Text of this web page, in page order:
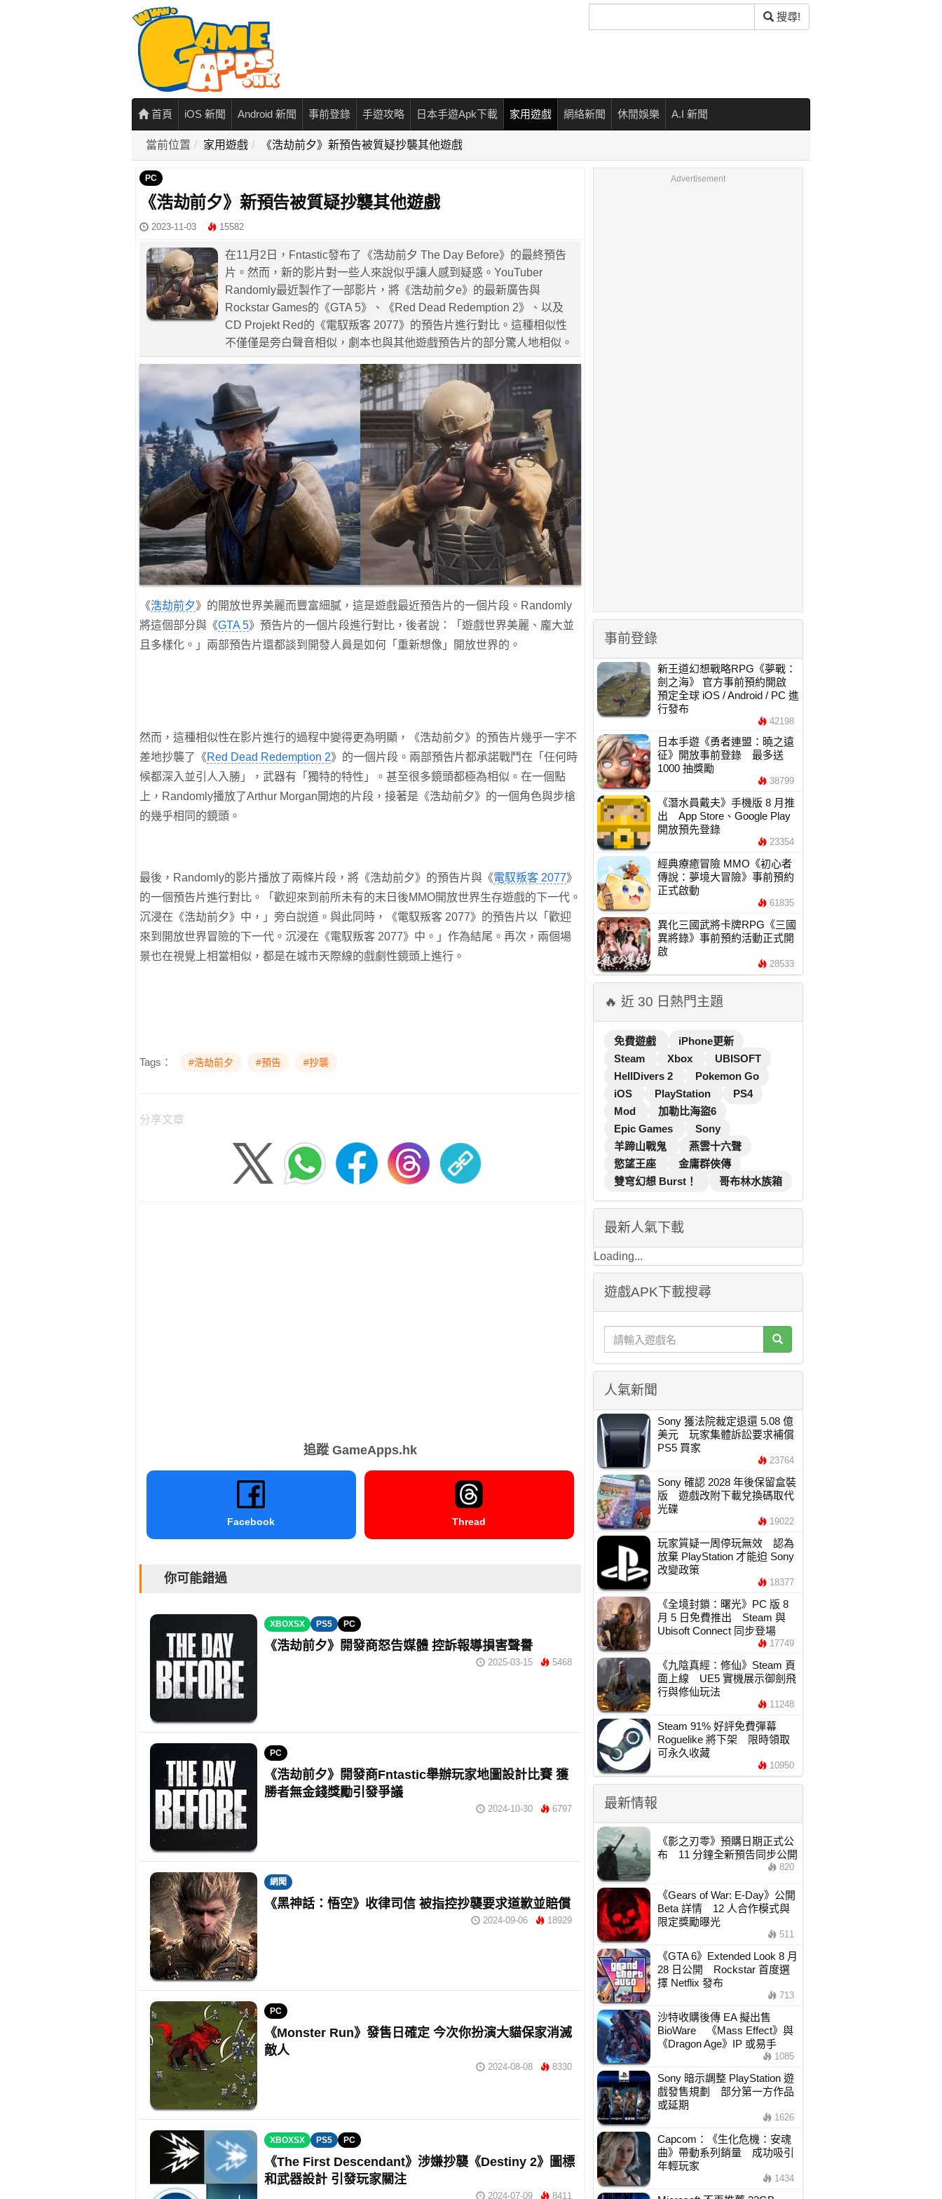
尋
搜尋!
首頁 iOS 新聞 Android 新聞 事前登錄 手遊攻略 日本手遊Apk下載 家用遊戲 網絡新聞 休閒娛樂 A.I 新聞
當前位置 家用遊戲 《浩劫前夕》新預告被質疑抄襲其他遊戲
PC
《浩劫前夕》新預告被質疑抄襲其他遊戲
2023-11-03 15582
在11月2日，Fntastic發布了《浩劫前夕 The Day Before》的最終預告
片。然而，新的影片對一些人來說似乎讓人感到疑惑。YouTuber
Randomly最近製作了一部影片，將《浩劫前夕e》的最新廣告與
Rockstar Games的《GTA 5》、《Red Dead Redemption 2》、以及
CD Projekt Red的《電馭叛客 2077》的預告片進行對比。這種相似性
不僅僅是旁白聲音相似，劇本也與其他遊戲預告片的部分驚人地相似。
《浩劫前夕》的開放世界美麗而豐富細膩，這是遊戲最近預告片的一個片段。Randomly
將這個部分與《GTA 5》預告片的一個片段進行對比，後者說：「遊戲世界美麗、龐大並
且多樣化。」兩部預告片還都談到開發人員是如何「重新想像」開放世界的。
然而，這種相似性在影片進行的過程中變得更為明顯，《浩劫前夕》的預告片幾乎一字不
差地抄襲了《Red Dead Redemption 2》的一個片段。兩部預告片都承諾戰鬥在「任何時
候都深入並引人入勝」，武器有「獨特的特性」。甚至很多鏡頭都極為相似。在一個點
上，Randomly播放了Arthur Morgan開炮的片段，接著是《浩劫前夕》的一個角色與步槍
的幾乎相同的鏡頭。
最後，Randomly的影片播放了兩條片段，將《浩劫前夕》的預告片與《電馭叛客 2077》
的一個預告片進行對比。「歡迎來到前所未有的末日後MMO開放世界生存遊戲的下一代。
沉浸在《浩劫前夕》中，」旁白說道。與此同時，《電馭叛客 2077》的預告片以「歡迎
來到開放世界冒險的下一代。沉浸在《電馭叛客 2077》中。」作為結尾。再次，兩個場
景也在視覺上相當相似，都是在城市天際線的戲劇性鏡頭上進行。
Tags： #浩劫前夕 #預告 #抄襲
分享文章
追蹤 GameApps.hk
Facebook Thread
你可能錯過
XBOXSX PS5 PC
《浩劫前夕》開發商怒告媒體 控訴報導損害聲譽
2025-03-15 5468
PC
《浩劫前夕》開發商Fntastic舉辦玩家地圖設計比賽 獲
勝者無金錢獎勵引發爭議
2024-10-30 6797
網聞
《黑神話：悟空》收律司信 被指控抄襲要求道歉並賠償
2024-09-06 18929
PC
《Monster Run》發售日確定 今次你扮演大貓保家消滅
敵人
2024-08-08 8330
XBOXSX PS5 PC
《The First Descendant》涉嫌抄襲《Destiny 2》圖標
和武器設計 引發玩家關注
2024-07-09 8411
Advertisement
事前登錄
新王道幻想戰略RPG《夢戰：
劍之海》 官方事前預約開啟
預定全球 iOS / Android / PC 進
行發布
42198
日本手遊《勇者連盟：曉之遠
征》開放事前登錄 最多送
1000 抽獎勵
38799
《潛水員戴夫》手機版 8 月推
出 App Store、Google Play
開放預先登錄
23354
經典療癒冒險 MMO《初心者
傳說：夢境大冒險》事前預約
正式啟動
61835
異化三國武將卡牌RPG《三國
異將錄》事前預約活動正式開
啟
28533
🔥 近 30 日熱門主題
免費遊戲
iPhone更新
Steam
Xbox
UBISOFT
HellDivers 2
Pokemon Go
iOS
PlayStation
PS4
Mod
加勒比海盜6
Epic Games
Sony
羊蹄山戰鬼
燕雲十六聲
慾望王座
金庸群俠傳
雙穹幻想 Burst！
哥布林水族箱
最新人氣下載
Loading...
遊戲APK下載搜尋
人氣新聞
Sony 獲法院裁定退還 5.08 億
美元 玩家集體訴訟要求補償
PS5 買家
23764
Sony 確認 2028 年後保留盒裝
版 遊戲改附下載兌換碼取代
光碟
19022
玩家質疑一周停玩無效 認為
放棄 PlayStation 才能迫 Sony
改變政策
18377
《全境封鎖：曙光》PC 版 8
月 5 日免費推出 Steam 與
Ubisoft Connect 同步登場
17749
《九陰真經：修仙》Steam 頁
面上線 UE5 實機展示御劍飛
行與修仙玩法
11248
Steam 91% 好評免費彈幕
Roguelike 將下架 限時領取
可永久收藏
10950
最新情報
《影之刃零》預購日期正式公
布 11 分鐘全新預告同步公開
820
《Gears of War: E-Day》公開
Beta 詳情 12 人合作模式與
限定獎勵曝光
511
《GTA 6》Extended Look 8 月
28 日公開 Rockstar 首度選
擇 Netflix 發布
713
沙特收購後傳 EA 擬出售
BioWare 《Mass Effect》與
《Dragon Age》IP 或易手
1085
Sony 暗示調整 PlayStation 遊
戲發售規劃 部分第一方作品
或延期
1626
Capcom：《生化危機：安魂
曲》帶動系列銷量 成功吸引
年輕玩家
1434